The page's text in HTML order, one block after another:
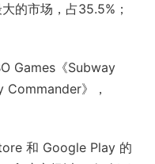
的市场，占35.5%；
Games《Subway
》，
和 Google Play 的